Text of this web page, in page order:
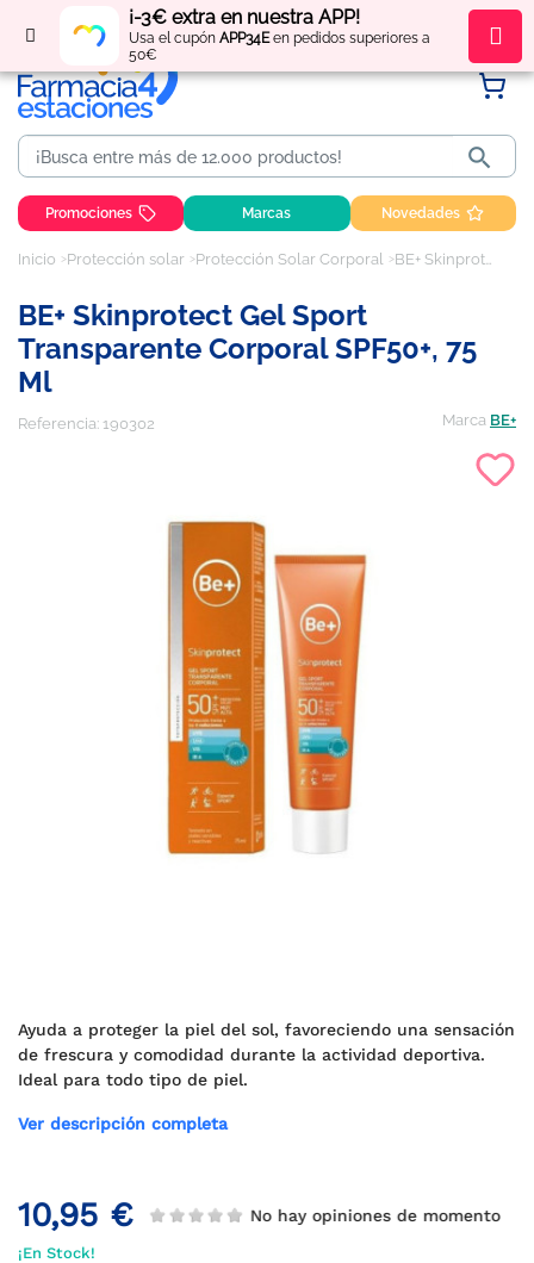
¡-3€ extra en nuestra APP!
Usa el cupón APP34Een pedidos superiores a
50€
Regístratey obténpuntos por tus compras

Promociones Marcas Novedades
Inicio Protección solar Protección Solar Corporal BE+ Skinprotect Gel Sport Transparente Corporal SPF50+, 75 ml
BE+ Skinprotect Gel Sport
Transparente Corporal SPF50+, 75
Ml
Referencia: 190302 Marca BE+
Ayuda a proteger la piel del sol, favoreciendo una sensación
de frescura y comodidad durante la actividad deportiva.
Ideal para todo tipo de piel.
Ver descripción completa
10,95 € No hay opiniones de momento
¡En Stock!